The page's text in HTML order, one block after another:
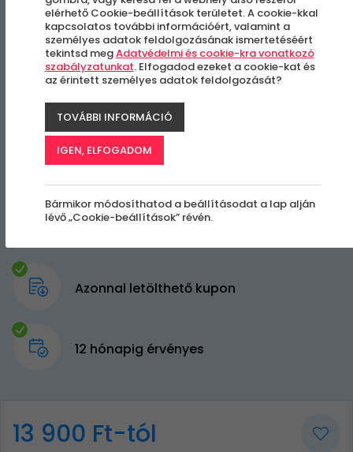
Azonnal letölthető kupon
12 hónapig érvényes
13 900 Ft-tól
elérhető Cookie-beállítások területet. A cookie-kkal
kapcsolatos további információért, valamint a
személyes adatok feldolgozásának ismertetéséért
tekintsd megAdatvédelmi és cookie-kra vonatkozó
szabályzatunkat. Elfogadod ezeket a cookie-kat és
az érintett személyes adatok feldolgozását?
TOVÁBBI INFORMÁCIÓ
IGEN, ELFOGADOM
Bármikor módosíthatod a beállításodat a lap alján
lévő „Cookie-beállítások” révén.